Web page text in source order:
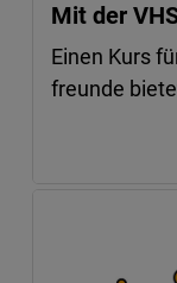
Mit der
Einen Kurs
freunde